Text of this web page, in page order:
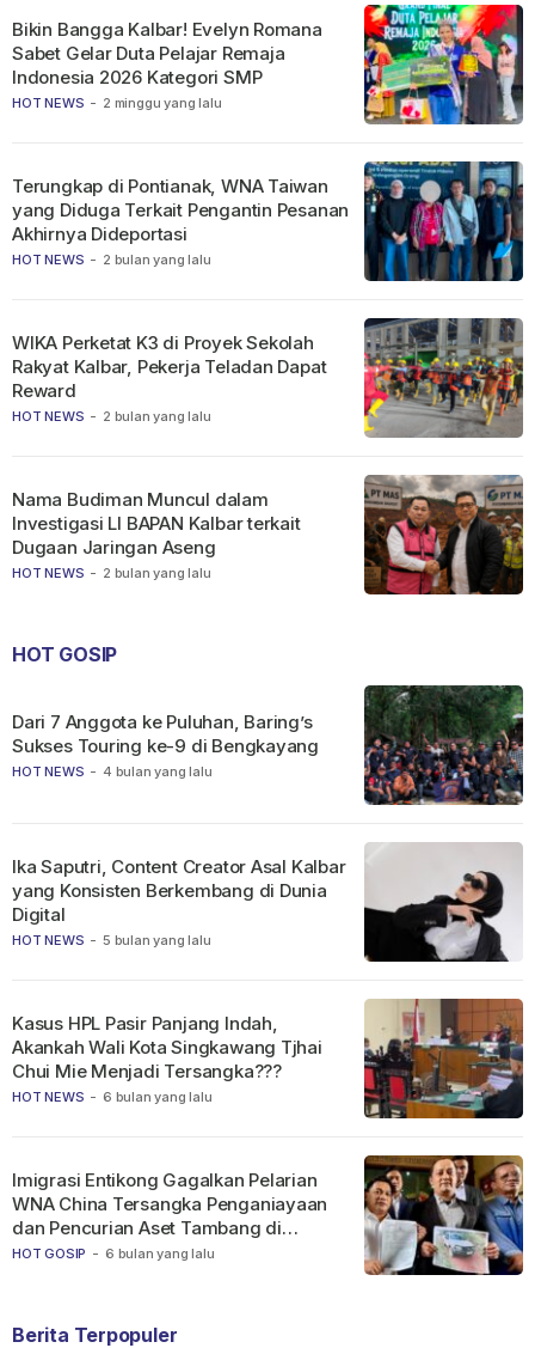
HOT NEWS - 2 minggu yang lalu
Bikin Bangga Kalbar! Evelyn Romana
Sabet Gelar Duta Pelajar Remaja
Indonesia 2026 Kategori SMP
HOT NEWS - 2 bulan yang lalu
Terungkap di Pontianak, WNA Taiwan
yang Diduga Terkait Pengantin Pesanan
Akhirnya Dideportasi
HOT NEWS - 2 bulan yang lalu
WIKA Perketat K3 di Proyek Sekolah
Rakyat Kalbar, Pekerja Teladan Dapat
Reward
HOT NEWS - 2 bulan yang lalu
Nama Budiman Muncul dalam
Investigasi LI BAPAN Kalbar terkait
Dugaan Jaringan Aseng
HOT GOSIP
HOT NEWS - 4 bulan yang lalu
Dari 7 Anggota ke Puluhan, Baring’s
Sukses Touring ke-9 di Bengkayang
HOT NEWS - 5 bulan yang lalu
Ika Saputri, Content Creator Asal Kalbar
yang Konsisten Berkembang di Dunia
Digital
HOT NEWS - 6 bulan yang lalu
Kasus HPL Pasir Panjang Indah,
Akankah Wali Kota Singkawang Tjhai
Chui Mie Menjadi Tersangka???
HOT GOSIP - 6 bulan yang lalu
Imigrasi Entikong Gagalkan Pelarian
WNA China Tersangka Penganiayaan
dan Pencurian Aset Tambang di
Ketapang
Berita Terpopuler